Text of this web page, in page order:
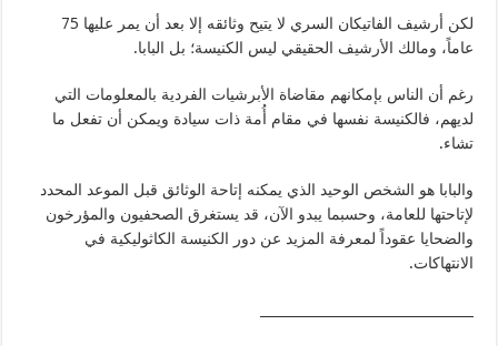
لكن أرشيف الفاتيكان السري لا يتيح وثائقه إلا بعد أن يمر عليها 75
عاماً، ومالك الأرشيف الحقيقي ليس الكنيسة؛ بل البابا.
رغم أن الناس بإمكانهم مقاضاة الأبرشيات الفردية بالمعلومات التي
لديهم، فالكنيسة نفسها في مقام أُمة ذات سيادة ويمكن أن تفعل ما
تشاء.
والبابا هو الشخص الوحيد الذي يمكنه إتاحة الوثائق قبل الموعد المحدد
لإتاحتها للعامة، وحسبما يبدو الآن، قد يستغرق الصحفيون والمؤرخون
والضحايا عقوداً لمعرفة المزيد عن دور الكنيسة الكاثوليكية في
الانتهاكات.